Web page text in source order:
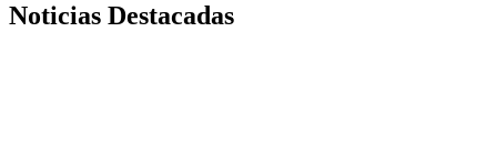
Noticias Destacadas